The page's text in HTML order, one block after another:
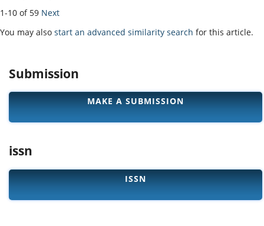
1-10 of 59 Next
You may also start an advanced similarity search for this article.
Submission
MAKE A SUBMISSION
issn
ISSN